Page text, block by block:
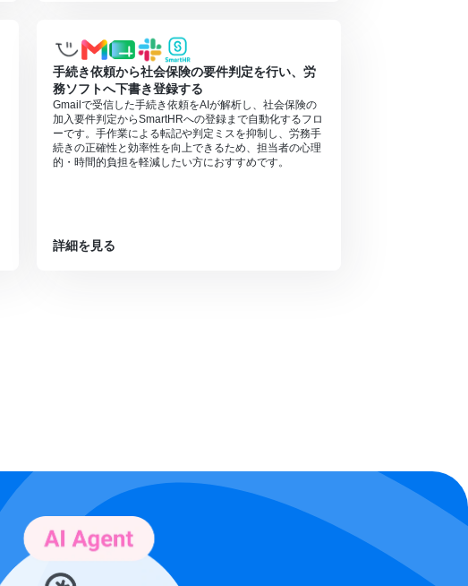
手続き依頼から社会保険の要件判定を行い、労
務ソフトへ下書き登録する
Gmailで受信した手続き依頼をAIが解析し、社会保険の
加入要件判定からSmartHRへの登録まで自動化するフロ
ーです。手作業による転記や判定ミスを抑制し、労務手
続きの正確性と効率性を向上できるため、担当者の心理
的・時間的負担を軽減したい方におすすめです。
詳細を見る